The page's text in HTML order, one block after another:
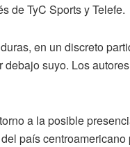
de TyC Sports y Telefe.
en un discreto
suyo. Los
a la posible
país